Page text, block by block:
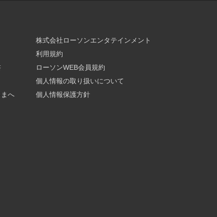
へ
株式会社ローソンエンタテインメント
利用規約
ローソンWEB会員規約
個人情報の取り扱いについて
個人情報保護方針